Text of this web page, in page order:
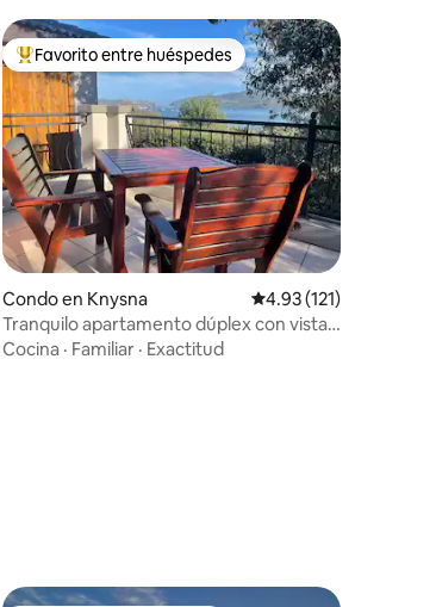
4.97 de 5, 298 reseñas
Favorito entre huéspedes preferido
Favorito entre huéspedes
Condo en Knysna Calificación promedio:
4.93 (121)
Tranquilo apartamento dúplex con vistas
a la laguna.
Cocina · Familiar · Exactitud